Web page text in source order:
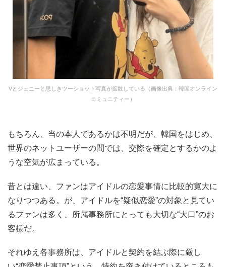
Vとジェニーと思しきツーショット写真が拡散している（画像出典：韓国オンライン
コミュニティー）
もちろん、当の本人であるかは不明だが、韓国をはじめ、
世界のネットユーザーの間では、交際を確定とするかのよ
うな空気が広まっている。
昔とは違い、ファンはアイドルの恋愛事情に比較的寛大に
なりつつある。が、アイドルを“疑似恋愛”の対象と見てい
るファンは多く、所属事務所にとっても大切な“大口”のお
客様だ。
それゆえ各事務所は、アイドルと契約を結ぶ際に厳し